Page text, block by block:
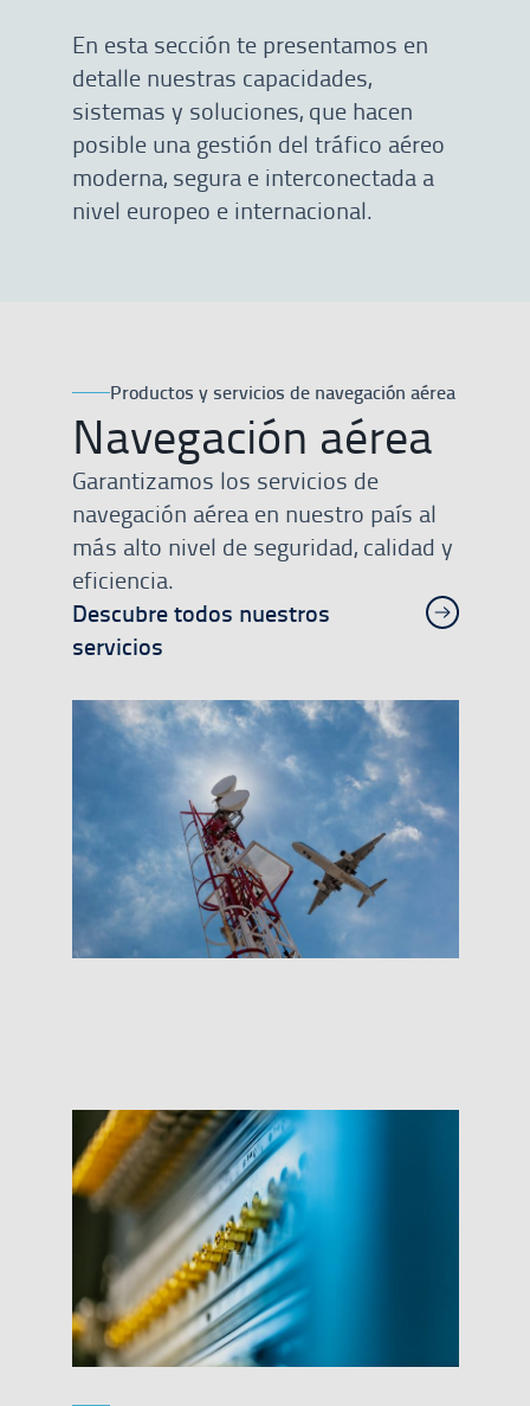
En esta sección te presentamos en
detalle nuestras capacidades,
sistemas y soluciones, que hacen
posible una gestión del tráfico aéreo
moderna, segura e interconectada a
nivel europeo e internacional.
Productos y servicios de navegación aérea
Navegación aérea
Garantizamos los servicios de
navegación aérea en nuestro país al
más alto nivel de seguridad, calidad y
eficiencia.
Descubre todos nuestros
servicios